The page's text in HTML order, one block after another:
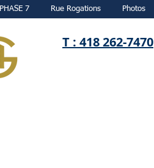
PHASE 7 Rue Rogations Photos
T : 418 262-7470